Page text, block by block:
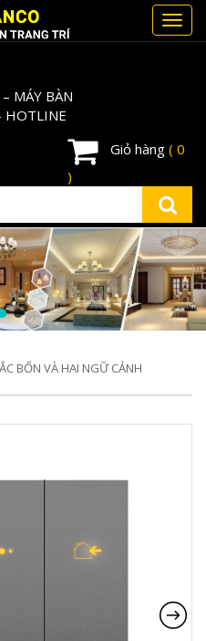
– MÁY BÀN
HOTLINE
Giỏ hàng ( 0
)
BỐN VÀ HAI NGỮ CẢNH